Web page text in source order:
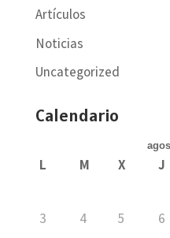
Artículos
Noticias
Uncategorized
Calendario
L M X J
3
4 5 6